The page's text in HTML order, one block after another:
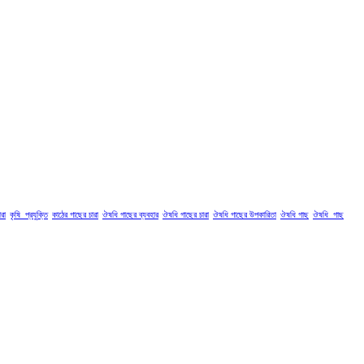
কৃষি_প্রযুক্তি কাঠের গাছের চারা ঔষধি গাছের ব্যবহার ঔষধি গাছের চারা ঔষধি গাছের উপকারিতা ঔষধি গাছ ঔষধি_গাছ